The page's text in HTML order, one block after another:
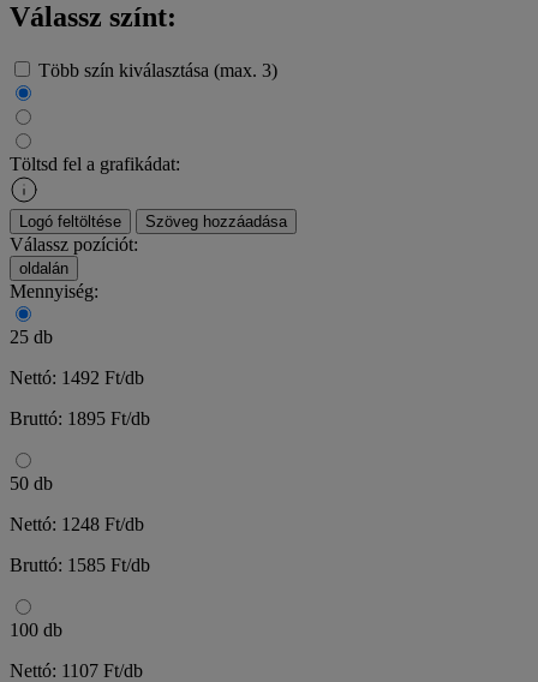
Válassz színt:
Több szín kiválasztása (max. 3)
Töltsd fel a grafikádat:
Logó feltöltése Szöveg hozzáadása
Válassz pozíciót:
oldalán
Mennyiség:
25 db
Nettó: 1492 Ft/db
Bruttó: 1895 Ft/db
50 db
Nettó: 1248 Ft/db
Bruttó: 1585 Ft/db
100 db
Nettó: 1107 Ft/db